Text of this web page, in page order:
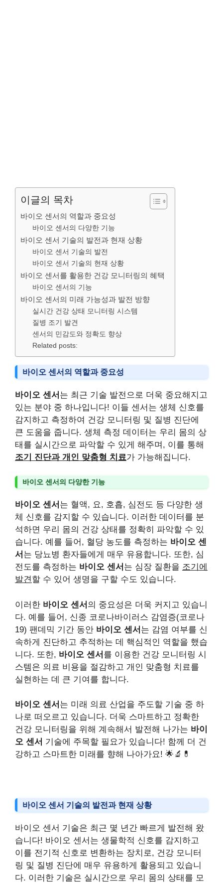
이글의 목차
바이오 센서의 역할과 중요성
바이오 센서의 다양한 기능
바이오 센서 기술의 발전과 현재 상황
바이오 센서 기술의 발전
바이오 센서 기술의 현재 상황
바이오 센서를 활용한 건강 모니터링의 혜택
바이오 센서의 기능
바이오 센서의 미래 가능성과 발전 방향
실시간 건강 상태 모니터링 시스템
질병 조기 발견
센서의 민감도와 정확도 향상
Related posts:
바이오 센서의 역할과 중요성
바이오 센서 는 최근 기술 발전으로 더욱 중요해지고
있는 분야 중 하나입니다! 이들 센서는 생체 신호를
감지하고 측정하여 건강 모니터링 및 질병 진단에
큰 도움을 줍니다. 생체 측정 데이터는 우리 몸의 상
태를 실시간으로 파악할 수 있게 해주며, 이를 통해
조기 진단과 개인 맞춤형 치료가 가능해집니다.
바이오 센서의 다양한 기능
바이오 센서 는 혈액, 요, 호흡, 심전도 등 다양한 생
체 신호를 감지할 수 있습니다. 이러한 데이터를 분
석하면 우리 몸의 건강 상태를 정확히 파악할 수 있
습니다. 예를 들어, 혈당 농도를 측정하는 바이오 센
서 는 당뇨병 환자들에게 매우 유용합니다. 또한, 심
전도를 측정하는 바이오 센서 는 심장 질환을 조기에
발견할 수 있어 생명을 구할 수도 있습니다.
이러한 바이오 센서 의 중요성은 더욱 커지고 있습니
다. 예를 들어, 신종 코로나바이러스 감염증(코로나
19) 팬데믹 기간 동안 바이오 센서 는 감염 여부를 신
속하게 진단하고 추적하는 데 핵심적인 역할을 했습
니다. 또한, 바이오 센서 를 이용한 건강 모니터링 시
스템은 의료 비용을 절감하고 개인 맞춤형 치료를
실현하는 데 큰 기여를 합니다.
바이오 센서 는 미래 의료 산업을 주도할 기술 중 하
나로 떠오르고 있습니다. 더욱 스마트하고 정확한
건강 모니터링을 위해 계속해서 발전해 나가는 바이
오 센서 기술에 주목할 필요가 있습니다! 함께 더 건
강하고 스마트한 미래를 향해 나아가요! 🌟🔬💊
바이오 센서 기술의 발전과 현재 상황
바이오 센서 기술은 최근 몇 년간 빠르게 발전해 왔
습니다! 바이오 센서는 생물학적 신호를 감지하고
이를 전기적 신호로 변환하는 장치로, 건강 모니터
링 및 질병 진단에 매우 유용하게 활용되고 있습니
다. 이러한 기술은 실시간으로 우리 몸의 상태를 모